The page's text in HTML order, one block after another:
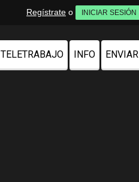
Regístrate o INICIAR SESIÓN
TELETRABAJO INFO ENVIAR